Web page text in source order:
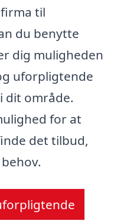
til
du benytte
dig muligheden
uforpligtende
dit område.
for at
det tilbud,